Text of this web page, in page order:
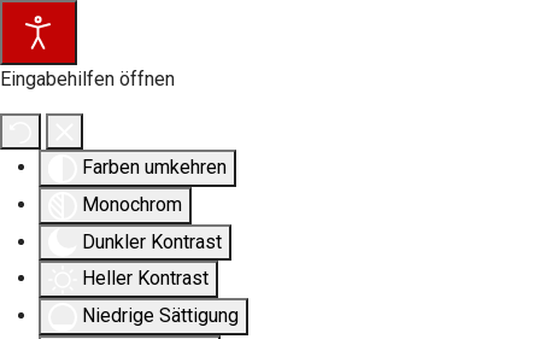
Eingabehilfen öffnen
Farben umkehren
Monochrom
Dunkler Kontrast
Heller Kontrast
Niedrige Sättigung